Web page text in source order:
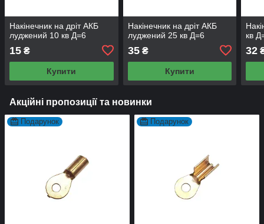
Накінечник на дріт АКБ
луджений 10 кв Д=6
15 ₴
Купити
Накінечник на дріт АКБ
луджений 25 кв Д=6
35₴
Купити
кв
32
Акційні пропозиції та новинки
Подарунок Подарунок